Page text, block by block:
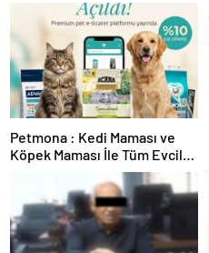
Petmona : Kedi Maması ve
Köpek Maması İle Tüm Evcil